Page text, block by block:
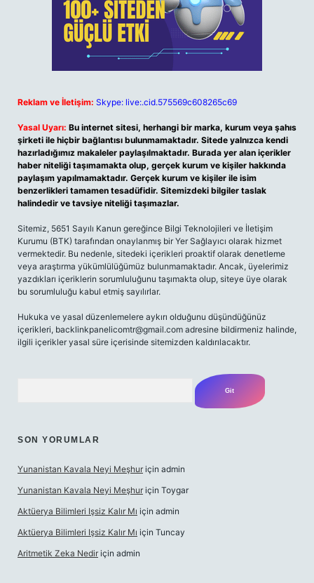
Reklam ve İletişim: Skype: live:.cid.575569c608265c69
Yasal Uyarı: Bu internet sitesi, herhangi bir marka, kurum veya şahıs
şirketi ile hiçbir bağlantısı bulunmamaktadır. Sitede yalnızca kendi
hazırladığımız makaleler paylaşılmaktadır. Burada yer alan içerikler
haber niteliği taşımamakta olup, gerçek kurum ve kişiler hakkında
paylaşım yapılmamaktadır. Gerçek kurum ve kişiler ile isim
benzerlikleri tamamen tesadüfidir. Sitemizdeki bilgiler taslak
halindedir ve tavsiye niteliği taşımazlar.
Sitemiz, 5651 Sayılı Kanun gereğince Bilgi Teknolojileri ve İletişim
Kurumu (BTK) tarafından onaylanmış bir Yer Sağlayıcı olarak hizmet
vermektedir. Bu nedenle, sitedeki içerikleri proaktif olarak denetleme
veya araştırma yükümlülüğümüz bulunmamaktadır. Ancak, üyelerimiz
yazdıkları içeriklerin sorumluluğunu taşımakta olup, siteye üye olarak
bu sorumluluğu kabul etmiş sayılırlar.
Hukuka ve yasal düzenlemelere aykırı olduğunu düşündüğünüz
içerikleri, backlinkpanelicomtr@gmail.com adresine bildirmeniz halinde,
ilgili içerikler yasal süre içerisinde sitemizden kaldırılacaktır.
SON YORUMLAR
Yunanistan Kavala Neyi Meşhur için admin
Yunanistan Kavala Neyi Meşhur için Toygar
Aktüerya Bilimleri Işsiz Kalır Mı için admin
Aktüerya Bilimleri Işsiz Kalır Mı için Tuncay
Aritmetik Zeka Nedir için admin